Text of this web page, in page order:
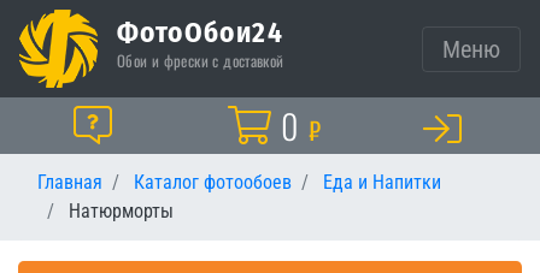
ФотоОбои24
Обои и фрески с доставкой Меню
Помощь Корзина
0 ₽
Главная Каталог фотообоев
Еда и Напитки
Натюрморты